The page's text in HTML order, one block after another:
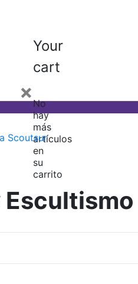
Your
cart
×No
hay
más
artículos
en
su
carrito
Escultismo